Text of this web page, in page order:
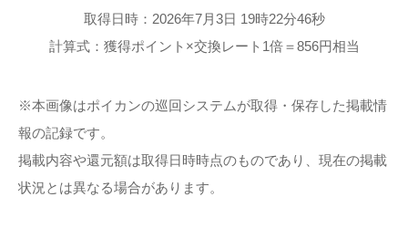
取得日時：2026年7月3日 19時22分46秒
計算式：獲得ポイント×交換レート1倍＝856円相当
※本画像はポイカンの巡回システムが取得・保存した掲載情
報の記録です。
掲載内容や還元額は取得日時時点のものであり、現在の掲載
状況とは異なる場合があります。